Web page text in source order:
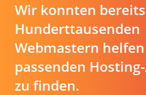
Wir konnten bereits
Hunderttausenden
Webmastern
passenden
zu finden.